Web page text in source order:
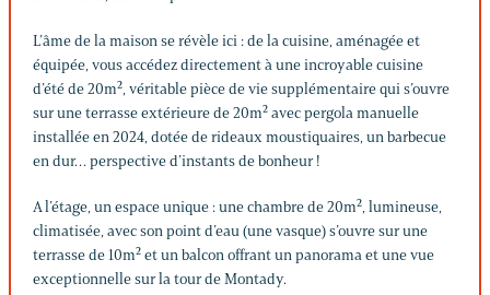
L’âme de la maison se révèle ici : de la cuisine, aménagée et
équipée, vous accédez directement à une incroyable cuisine
d’été de 20m², véritable pièce de vie supplémentaire qui s’ouvre
sur une terrasse extérieure de 20m² avec pergola manuelle
installée en 2024, dotée de rideaux moustiquaires, un barbecue
en dur… perspective d’instants de bonheur !
A l’étage, un espace unique : une chambre de 20m², lumineuse,
climatisée, avec son point d’eau (une vasque) s’ouvre sur une
terrasse de 10m² et un balcon offrant un panorama et une vue
exceptionnelle sur la tour de Montady.